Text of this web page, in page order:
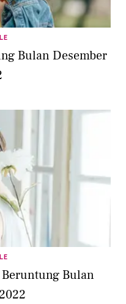
Bulan Desember
Bulan